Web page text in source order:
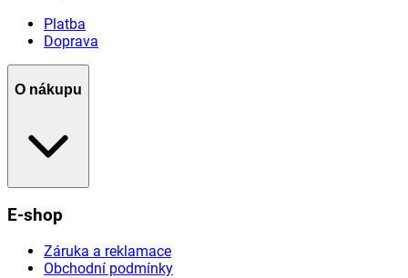
Platba
Doprava
O nákupu
E-shop
Záruka a reklamace
Obchodní podmínky